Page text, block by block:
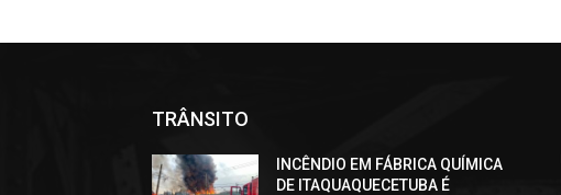
TRÂNSITO
INCÊNDIO EM FÁBRICA QUÍMICA
DE ITAQUAQUECETUBA É